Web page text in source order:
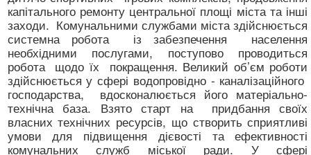
капітального ремонту центральної площі міста та інші
заходи. Комунальними службами міста здійснюється
системна робота із забезпечення населення
необхідними послугами, поступово проводиться
робота щодо їх покращення. Великий об’єм роботи
здійснюється у сфері водопровідно - каналізаційного
господарства, вдосконалюється його матеріально-
технічна база. Взято старт на придбання своїх
власних технічних ресурсів, що створить сприятливі
умови для підвищення дієвості та ефективності
комунальних служб міської ради. У сфері